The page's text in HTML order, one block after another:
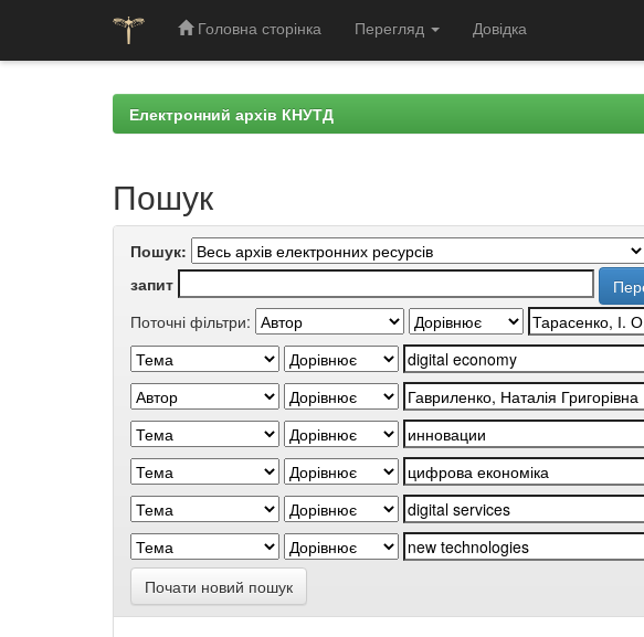
Головна сторінка Перегляд Довідка
Електронний архів КНУТД
Пошук
Пошук:
запит
Поточні фільтри:
Почати новий пошук